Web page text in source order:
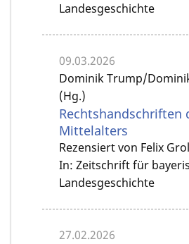
Landesgeschichte
09.03.2026
Dominik Trump/
(Hg.)
Rechtshandschriften
Mittelalters
Rezensiert von Felix
In: Zeitschrift für
Landesgeschichte
27.02.2026